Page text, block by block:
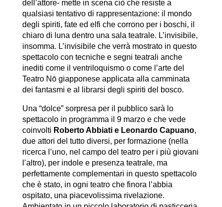
dell’attore- mette in scena ciò che resiste a
qualsiasi tentativo di rappresentazione: il mondo
degli spiriti, fate ed elfi che corrono per i boschi, il
chiaro di luna dentro una sala teatrale. L’invisibile,
insomma. L’invisibile che verrà mostrato in questo
spettacolo con tecniche e segni teatrali anche
inediti come il ventriloquismo o come l’arte del
Teatro Nō giapponese applicata alla camminata
dei fantasmi e al librarsi degli spiriti del bosco.
Una “dolce” sorpresa per il pubblico sarà lo
spettacolo in programma il 9 marzo e che vede
coinvolti Roberto Abbiati e Leonardo Capuano,
due attori del tutto diversi, per formazione (nella
ricerca l’uno, nel campo del teatro per i più giovani
l’altro), per indole e presenza teatrale, ma
perfettamente complementari in questo spettacolo
che è stato, in ogni teatro che finora l’abbia
ospitato, una piacevolissima rivelazione.